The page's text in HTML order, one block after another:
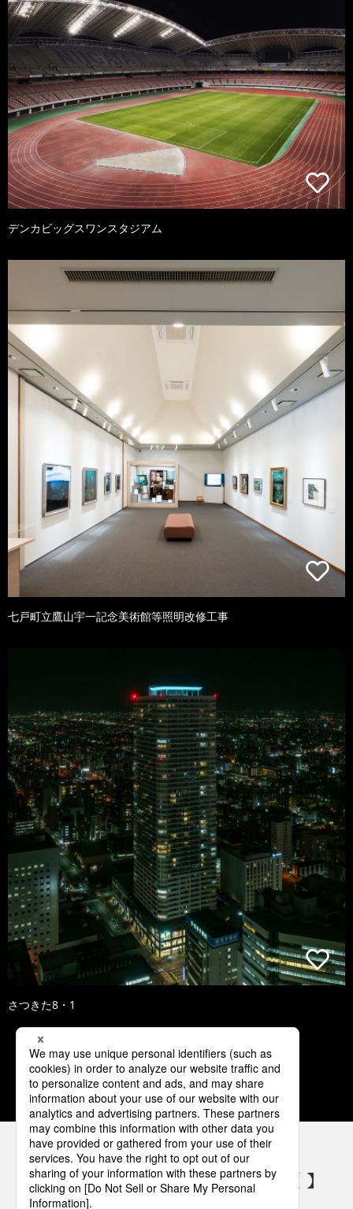
デンカビッグスワンスタジアム
七戸町立鷹山宇一記念美術館等照明改修工事
さつきた8・1
1 2 3 4 5
パナソニックの電気設備 SNSアカウント